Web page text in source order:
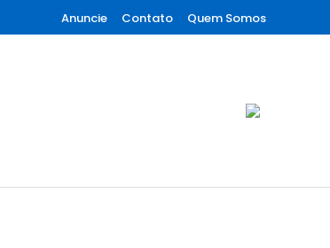
Anuncie Contato Quem Somos